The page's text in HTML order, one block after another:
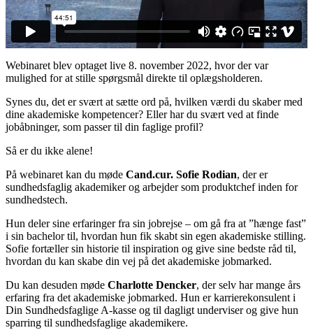
Webinaret blev optaget live 8. november 2022, hvor der var
mulighed for at stille spørgsmål direkte til oplægsholderen.
Synes du, det er svært at sætte ord på, hvilken værdi du skaber med
dine akademiske kompetencer? Eller har du svært ved at finde
jobåbninger, som passer til din faglige profil?
Så er du ikke alene!
På webinaret kan du møde Cand.cur. Sofie Rodian, der er
sundhedsfaglig akademiker og arbejder som produktchef inden for
sundhedstech.
Hun deler sine erfaringer fra sin jobrejse – om gå fra at ”hænge fast”
i sin bachelor til, hvordan hun fik skabt sin egen akademiske stilling.
Sofie fortæller sin historie til inspiration og give sine bedste råd til,
hvordan du kan skabe din vej på det akademiske jobmarked.
Du kan desuden møde Charlotte Dencker, der selv har mange års
erfaring fra det akademiske jobmarked. Hun er karrierekonsulent i
Din Sundhedsfaglige A-kasse og til dagligt underviser og give hun
sparring til sundhedsfaglige akademikere.